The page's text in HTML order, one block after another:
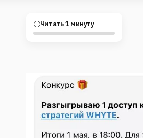
Читать 1 минуту